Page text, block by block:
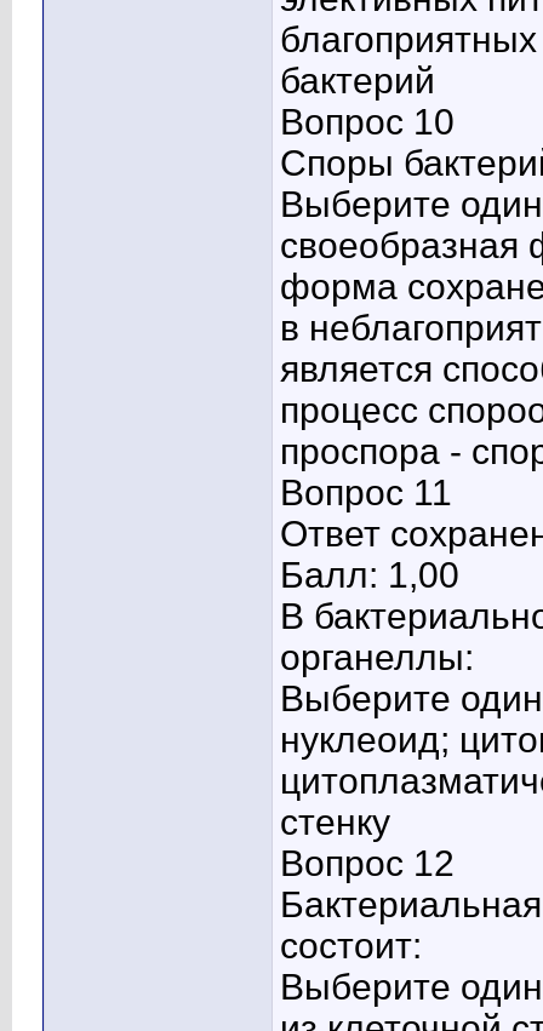
бактерий
Вопрос 10
Споры
Выберите
своеобразная
форма
в
является
процесс
проспора -
Вопрос 11
Ответ
Балл: 1,00
В
органеллы:
Выберите
нуклеоид;
стенку
Вопрос 12
состоит:
Выберите